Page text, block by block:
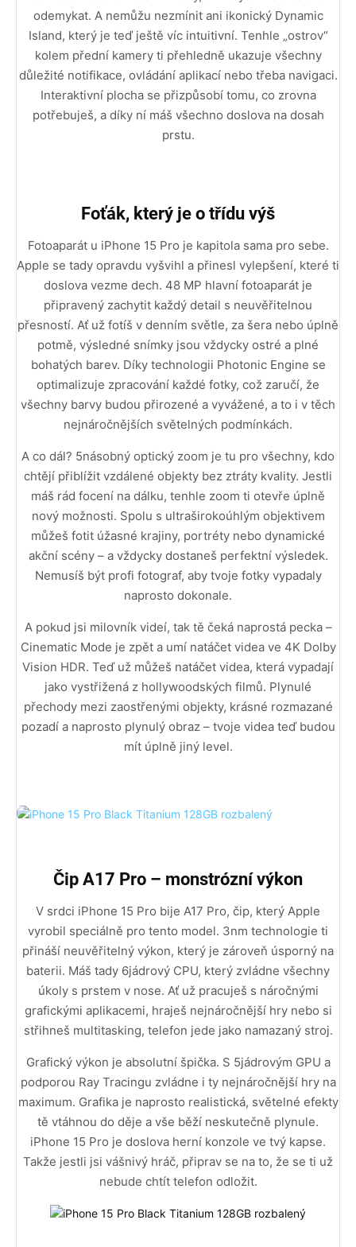
odemykat. A nemůžu nezmínit ani ikonický Dynamic
Island, který je teď ještě víc intuitivní. Tenhle „ostrov“
kolem přední kamery ti přehledně ukazuje všechny
důležité notifikace, ovládání aplikací nebo třeba navigaci.
Interaktivní plocha se přizpůsobí tomu, co zrovna
potřebuješ, a díky ní máš všechno doslova na dosah
prstu.
Foťák, který je o třídu výš
Fotoaparát u iPhone 15 Pro je kapitola sama pro sebe.
Apple se tady opravdu vyšvihl a přinesl vylepšení, které ti
doslova vezme dech. 48 MP hlavní fotoaparát je
připravený zachytit každý detail s neuvěřitelnou
přesností. Ať už fotíš v denním světle, za šera nebo úplně
potmě, výsledné snímky jsou vždycky ostré a plné
bohatých barev. Díky technologii Photonic Engine se
optimalizuje zpracování každé fotky, což zaručí, že
všechny barvy budou přirozené a vyvážené, a to i v těch
nejnáročnějších světelných podmínkách.
A co dál? 5násobný optický zoom je tu pro všechny, kdo
chtějí přiblížit vzdálené objekty bez ztráty kvality. Jestli
máš rád focení na dálku, tenhle zoom ti otevře úplně
nový možnosti. Spolu s ultraširokoúhlým objektivem
můžeš fotit úžasné krajiny, portréty nebo dynamické
akční scény – a vždycky dostaneš perfektní výsledek.
Nemusíš být profi fotograf, aby tvoje fotky vypadaly
naprosto dokonale.
A pokud jsi milovník videí, tak tě čeká naprostá pecka –
Cinematic Mode je zpět a umí natáčet videa ve 4K Dolby
Vision HDR. Teď už můžeš natáčet videa, která vypadají
jako vystřižená z hollywoodských filmů. Plynulé
přechody mezi zaostřenými objekty, krásné rozmazané
pozadí a naprosto plynulý obraz – tvoje videa teď budou
mít úplně jiný level.
Čip A17 Pro – monstrózní výkon
V srdci iPhone 15 Pro bije A17 Pro, čip, který Apple
vyrobil speciálně pro tento model. 3nm technologie ti
přináší neuvěřitelný výkon, který je zároveň úsporný na
baterii. Máš tady 6jádrový CPU, který zvládne všechny
úkoly s prstem v nose. Ať už pracuješ s náročnými
grafickými aplikacemi, hraješ nejnáročnější hry nebo si
střihneš multitasking, telefon jede jako namazaný stroj.
Grafický výkon je absolutní špička. S 5jádrovým GPU a
podporou Ray Tracingu zvládne i ty nejnáročnější hry na
maximum. Grafika je naprosto realistická, světelné efekty
tě vtáhnou do děje a vše běží neskutečně plynule.
iPhone 15 Pro je doslova herní konzole ve tvý kapse.
Takže jestli jsi vášnivý hráč, připrav se na to, že se ti už
nebude chtít telefon odložit.